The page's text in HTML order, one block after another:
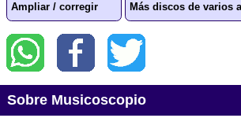
Ampliar / corregir Más discos de varios
Sobre Musicoscopio